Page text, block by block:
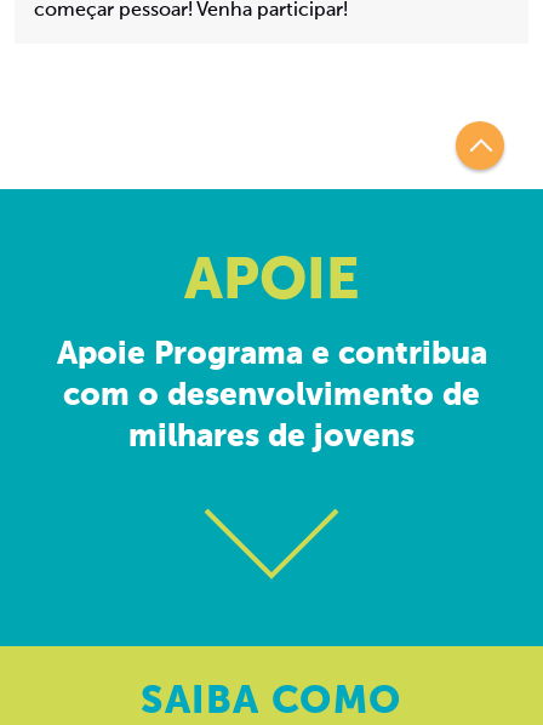
começar pessoar! Venha participar!
APOIE
Apoie Programa e contribua
com o desenvolvimento de
milhares de jovens
SAIBA COMO